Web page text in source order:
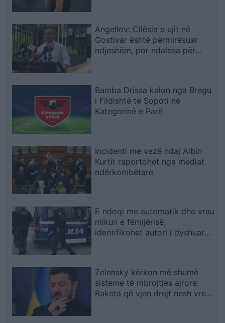
Angellov: Cilësia e ujit në
Gostivar është përmirësuar
ndjeshëm, por ndalesa për
Bamba Drissa kalon nga Bregu
i Fildishtë te Sopoti në
Kategorinë e Parë
Incidenti me vezë ndaj Albin
Kurtit raportohet nga mediat
ndërkombëtare
E ndoqi me automatik dhe vrau
mikun e fëmijërisë,
identifikohet autori i dyshuar
Zelensky kërkon më shumë
sisteme të mbrojtjes ajrore:
Raketa që vjen drejt nesh vret